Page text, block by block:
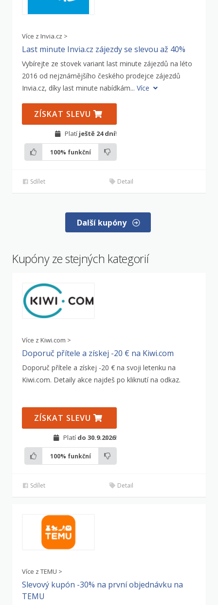
Více z Invia.cz >
Last minute Invia.cz zájezdy se slevou až 40%
Vybírejte ze stovek variant last minute zájezdů na léto
2016 od nejznámějšího českého prodejce zájezdů
Invia.cz, díky last minute nabídkám... Více
ZÍSKAT SLEVU
Platí ještě 24 dní!
100% funkční
Sdílet Detail
Další kupóny
Kupóny ze stejných kategorií
Více z Kiwi.com >
Doporuč přítele a získej -20 € na Kiwi.com
Doporuč přítele a získej -20 € na svoji letenku na
Kiwi.com. Detaily akce najdeš po kliknutí na odkaz.
ZÍSKAT SLEVU
Platí do 30.9.2026!
100% funkční
Sdílet Detail
Více z TEMU >
Slevový kupón -30% na první objednávku na
TEMU